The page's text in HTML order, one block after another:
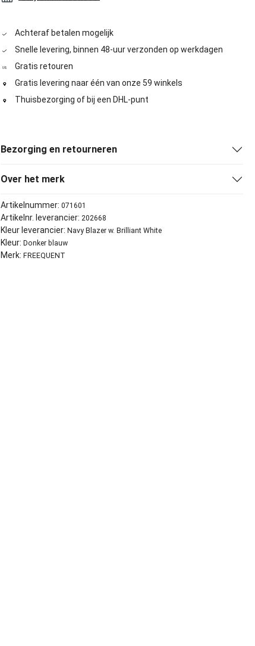
Achteraf betalen mogelijk
Snelle levering, binnen 48-uur verzonden op werkdagen
Gratis retouren
Gratis levering naar één van onze 59 winkels
Thuisbezorging of bij een DHL-punt
Bezorging en retourneren
Over het merk
Artikelnummer: 071601
Artikelnr. leverancier: 202668
Kleur leverancier: Navy Blazer w. Brilliant White
Kleur: Donker blauw
Merk: FREEQUENT